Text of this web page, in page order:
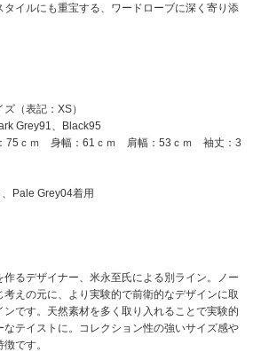
イルにも重宝する、ワードローブに深く寄り添
（表記：XS）
Grey91、Black95
75ｃｍ 身幅：61ｃｍ 肩幅：53ｃｍ 袖丈：3
Pale Grey04着用
作るデザイナー、米永至氏による別ライン。ノー
考えの元に、より実験的で前衛的なデザインに取
ンです。天然素材を多く取り入れることで実験的
テイストに。コレクション性の強いサイズ感や
です。